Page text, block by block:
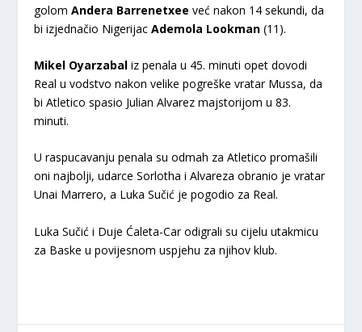
golomAndera Barrenetxeeveć nakon 14 sekundi, da
bi izjednačio NigerijacAdemola Lookman(11).
Mikel Oyarzabaliz penala u 45. minuti opet dovodi
Real u vodstvo nakon velike pogreške vratar Mussa, da
bi Atletico spasio Julian Alvarez majstorijom u 83.
minuti.
U raspucavanju penala su odmah za Atletico promašili
oni najbolji, udarce Sorlotha i Alvareza obranio je vratar
Unai Marrero, a Luka Sučić je pogodio za Real.
Luka Sučić i Duje Ćaleta-Car odigrali su cijelu utakmicu
za Baske u povijesnom uspjehu za njihov klub.